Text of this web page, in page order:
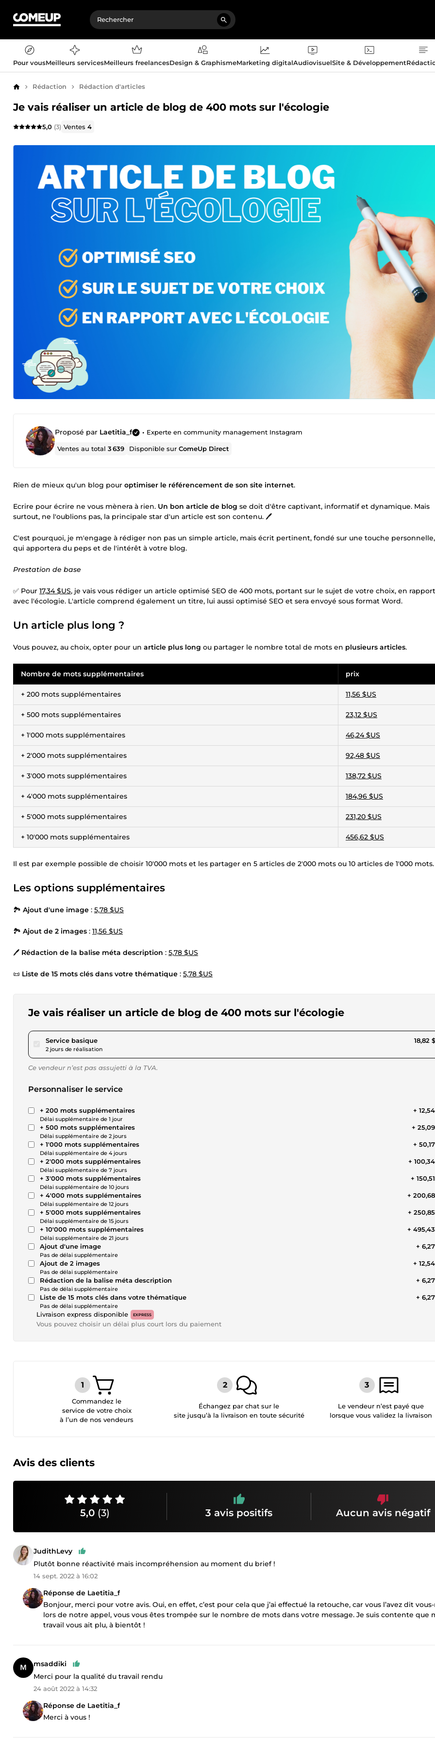
Pour vousMeilleurs servicesMeilleurs freelancesDesign & GraphismeMarketing digitalAudiovisuelSite & Développement
AccueilRédaction Rédaction d'articles
Je vais réaliser un article de blog de 400 mots sur l'écologie
5,0 (3) Ventes4
Proposé par Laetitia_f • Experte en community management Instagram
Ventes au total3 639 Disponible surComeUp Direct
Rien de mieux qu'un blog pour optimiser le référencement de son site internet.
Ecrire pour écrire ne vous mènera à rien. Un bon article de blog se doit d'être captivant, informatif et dynamique. Mais
surtout, ne l'oublions pas, la principale star d'un article est son contenu. 🖊️
C'est pourquoi, je m'engage à rédiger non pas un simple article, mais écrit pertinent, fondé sur une touche personnelle,
qui apportera du peps et de l'intérêt à votre blog.
Prestation de base
✅ Pour 17,34 $US, je vais vous rédiger un article optimisé SEO de 400 mots, portant sur le sujet de votre choix, en rapport
avec l'écologie. L'article comprend également un titre, lui aussi optimisé SEO et sera envoyé sous format Word.
Un article plus long ?
Vous pouvez, au choix, opter pour un article plus long ou partager le nombre total de mots en plusieurs articles.
Nombre de mots supplémentaires prix
+ 200 mots supplémentaires 11,56 $US
+ 500 mots supplémentaires 23,12 $US
+ 1'000 mots supplémentaires 46,24 $US
+ 2'000 mots supplémentaires 92,48 $US
+ 3'000 mots supplémentaires 138,72 $US
+ 4'000 mots supplémentaires 184,96 $US
+ 5'000 mots supplémentaires 231,20 $US
+ 10'000 mots supplémentaires 456,62 $US
Il est par exemple possible de choisir 10'000 mots et les partager en 5 articles de 2'000 mots ou 10 articles de 1'000 mots.
Les options supplémentaires
🏞️ Ajout d'une image : 5,78 $US
🏞️ Ajout de 2 images : 11,56 $US
🖊️ Rédaction de la balise méta description : 5,78 $US
📜 Liste de 15 mots clés dans votre thématique : 5,78 $US
Je vais réaliser un article de blog de 400 mots sur l'écologie
Service basiquepour 17,34 $US
2 jours de réalisation
18,82
Ce vendeur n’est pas assujetti à la TVA.
Personnaliser le service
+ 200 mots supplémentaires
Délai supplémentaire de 1 jour
+
+ 500 mots supplémentaires
Délai supplémentaire de 2 jours
+
+ 1'000 mots supplémentaires
Délai supplémentaire de 4 jours
+
+ 2'000 mots supplémentaires
Délai supplémentaire de 7 jours
+
+ 3'000 mots supplémentaires
Délai supplémentaire de 10 jours
+
+ 4'000 mots supplémentaires
Délai supplémentaire de 12 jours
+
+ 5'000 mots supplémentaires
Délai supplémentaire de 15 jours
+
+ 10'000 mots supplémentaires
Délai supplémentaire de 21 jours
+
Ajout d'une image
Pas de délai supplémentaire
+
Ajout de 2 images
Pas de délai supplémentaire
+
Rédaction de la balise méta description
Pas de délai supplémentaire
+
Liste de 15 mots clés dans votre thématique
Pas de délai supplémentaire
+
Livraison express disponible EXPRESS
Vous pouvez choisir un délai plus court lors du paiement
Commandez le
service de votre choix
à l’un de nos vendeurs
Échangez par chat sur le
site jusqu’à la livraison en toute sécurité
Le vendeur n’est payé que
lorsque vous validez la livraison
Avis des clients
5,0 (3) 3 avis positifs Aucun avis négatif
JudithLevy
Plutôt bonne réactivité mais incompréhension au moment du brief !
14 sept. 2022 à 16:02
Réponse de Laetitia_f
Bonjour, merci pour votre avis. Oui, en effet, c’est pour cela que j’ai effectué la retouche, car vous l’avez dit
lors de notre appel, vous vous êtes trompée sur le nombre de mots dans votre message. Je suis contente que
travail vous ait plu, à bientôt !
msaddiki
Merci pour la qualité du travail rendu
24 août 2022 à 14:32
Réponse de Laetitia_f
Merci à vous !